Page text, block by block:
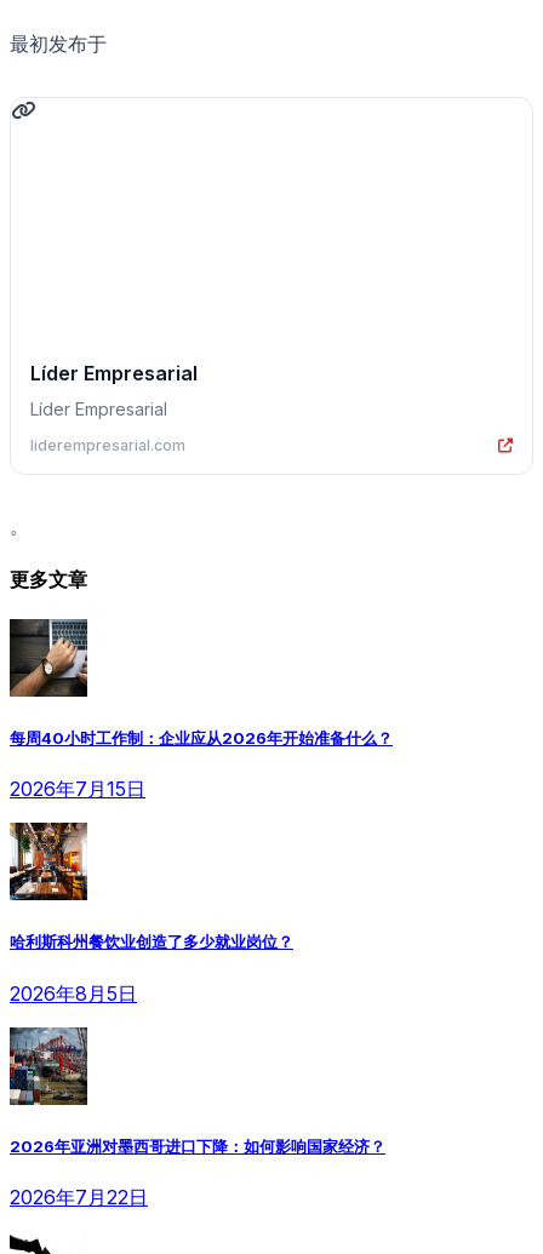
最初发布于
Líder Empresarial
Líder Empresarial
liderempresarial.com
。
更多文章
每周40小时工作制：企业应从2026年开始准备什么？
2026年7月15日
哈利斯科州餐饮业创造了多少就业岗位？
2026年8月5日
2026年亚洲对墨西哥进口下降：如何影响国家经济？
2026年7月22日